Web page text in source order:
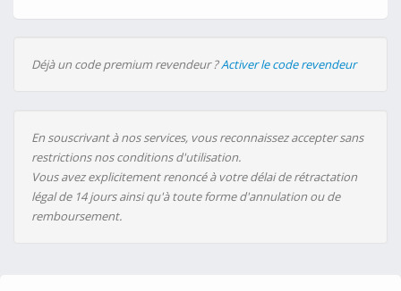
Déjà un code premium revendeur ?Activer le code revendeur
En souscrivant à nos services, vous reconnaissez accepter sans
restrictions nos conditions d'utilisation.
Vous avez explicitement renoncé à votre délai de rétractation
légal de 14 jours ainsi qu'à toute forme d'annulation ou de
remboursement.